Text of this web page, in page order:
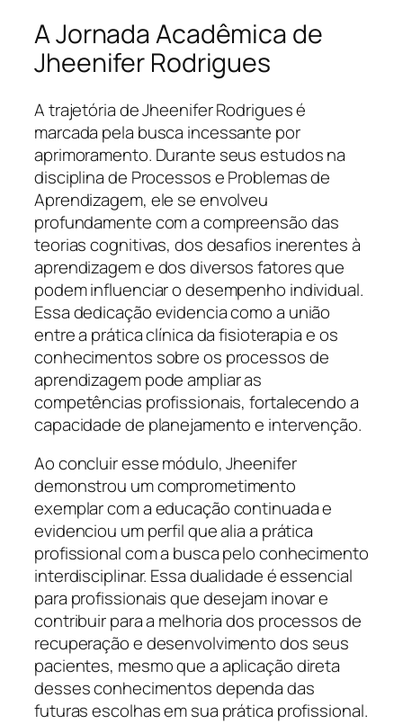
A Jornada Acadêmica de
Jheenifer Rodrigues
A trajetória de Jheenifer Rodrigues é
marcada pela busca incessante por
aprimoramento. Durante seus estudos na
disciplina de Processos e Problemas de
Aprendizagem, ele se envolveu
profundamente com a compreensão das
teorias cognitivas, dos desafios inerentes à
aprendizagem e dos diversos fatores que
podem influenciar o desempenho individual.
Essa dedicação evidencia como a união
entre a prática clínica da fisioterapia e os
conhecimentos sobre os processos de
aprendizagem pode ampliar as
competências profissionais, fortalecendo a
capacidade de planejamento e intervenção.
Ao concluir esse módulo, Jheenifer
demonstrou um comprometimento
exemplar com a educação continuada e
evidenciou um perfil que alia a prática
profissional com a busca pelo conhecimento
interdisciplinar. Essa dualidade é essencial
para profissionais que desejam inovar e
contribuir para a melhoria dos processos de
recuperação e desenvolvimento dos seus
pacientes, mesmo que a aplicação direta
desses conhecimentos dependa das
futuras escolhas em sua prática profissional.